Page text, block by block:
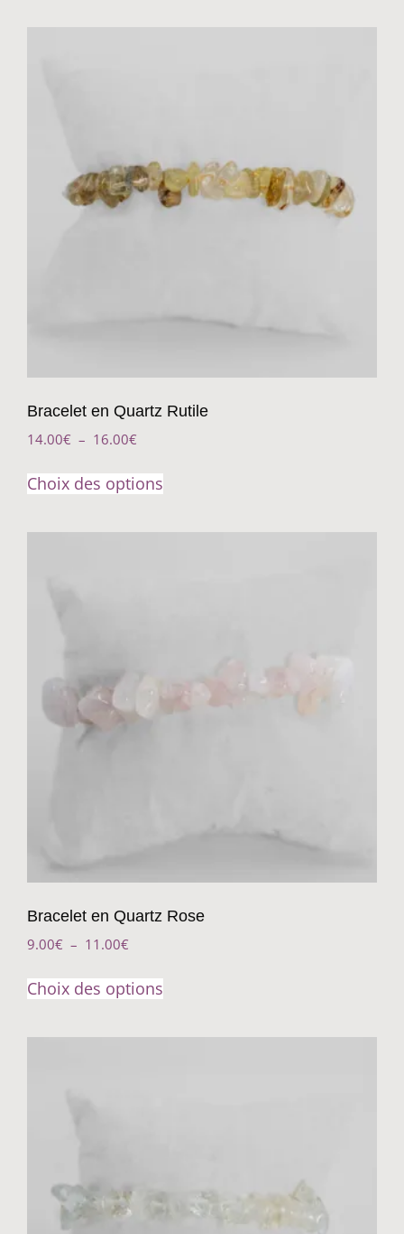
Bracelet en Quartz Rutile
14.00€ – 16.00€
Choix des options
Bracelet en Quartz Rose
9.00€ – 11.00€
Choix des options